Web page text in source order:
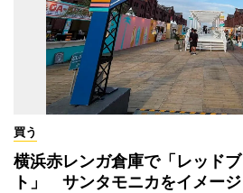
買う
横浜赤レンガ倉庫で「レッド
ト」 サンタモニカをイメー